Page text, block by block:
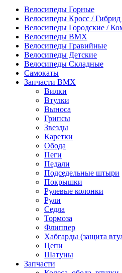
Велосипеды Горные
Велосипеды Кросс / Гибрид
Велосипеды Городские /
Велосипеды BMX
Велосипеды Гравийные
Велосипеды Детские
Велосипеды Складные
Самокаты
Запчасти BMX
Вилки
Втулки
Выноса
Грипсы
Звезды
Каретки
Обода
Пеги
Педали
Подседельные штыри
Покрышки
Рулевые колонки
Рули
Седла
Тормоза
Флиппер
Хабгарды (защита
Цепи
Шатуны
Запчасти